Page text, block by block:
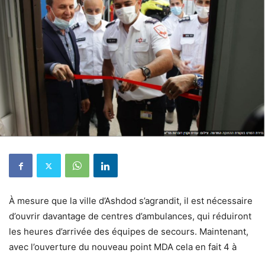
À mesure que la ville d’Ashdod s’agrandit, il est nécessaire
d’ouvrir davantage de centres d’ambulances, qui réduiront
les heures d’arrivée des équipes de secours. Maintenant,
avec l’ouverture du nouveau point MDA cela en fait 4 à